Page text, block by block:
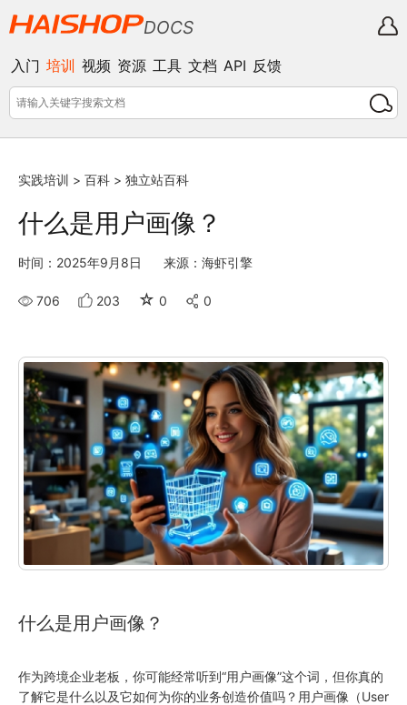
DOCS
入门 培训 视频 资源 工具 文档 API 反馈
实践培训 > 百科 > 独立站百科
什么是用户画像？
时间：2025年9月8日 来源：海虾引擎
706 203 ☆ 0 0
什么是用户画像？
作为跨境企业老板，你可能经常听到“用户画像”这个词，但你真的
了解它是什么以及它如何为你的业务创造价值吗？用户画像（User